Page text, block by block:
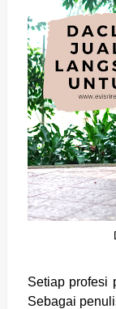
Setiap profesi
Sebagai